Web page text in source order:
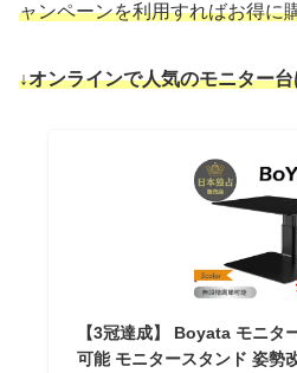
ャンペーンを利用すればお得に
↓オンラインで人気のモニター
【3冠達成】 Boyata モニタ
可能 モニタースタンド 姿勢